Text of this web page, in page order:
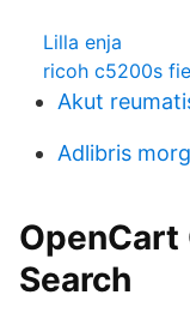
Lilla enja
ricoh c5200s
Akut
Adlibris
Search